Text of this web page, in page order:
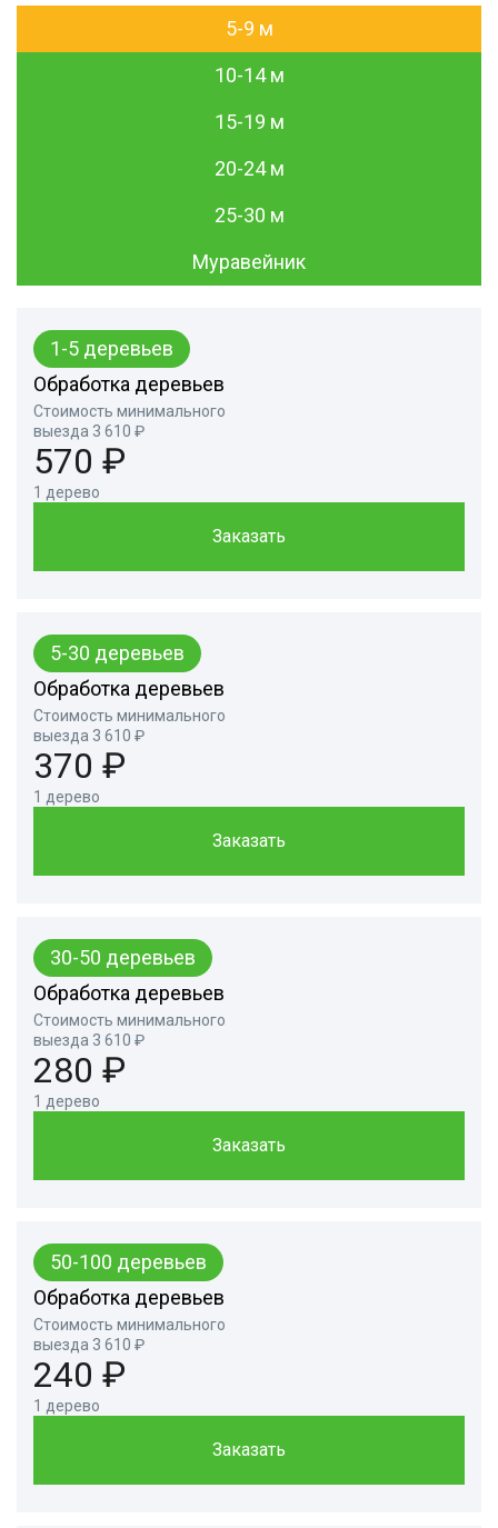
5-9 м
10-14 м
15-19 м
20-24 м
25-30 м
Муравейник
1-5 деревьев
Обработка деревьев
Стоимость минимального
выезда 3 610 ₽
570 ₽
1 дерево
Заказать
5-30 деревьев
Обработка деревьев
Стоимость минимального
выезда 3 610 ₽
370 ₽
1 дерево
Заказать
30-50 деревьев
Обработка деревьев
Стоимость минимального
выезда 3 610 ₽
280 ₽
1 дерево
Заказать
50-100 деревьев
Обработка деревьев
Стоимость минимального
выезда 3 610 ₽
240 ₽
1 дерево
Заказать